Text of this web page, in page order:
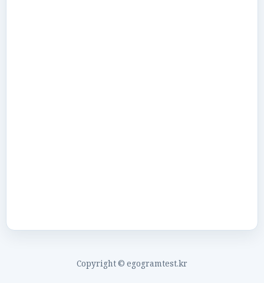
Copyright © egogramtest.kr